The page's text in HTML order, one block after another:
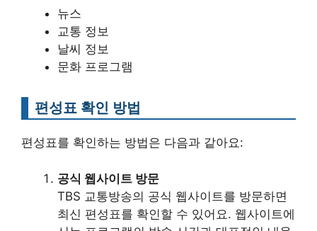
뉴스
교통 정보
날씨 정보
문화 프로그램
편성표 확인 방법
편성표를 확인하는 방법은 다음과 같아요:
공식 웹사이트 방문
TBS 교통방송의 공식 웹사이트를 방문하면
최신 편성표를 확인할 수 있어요. 웹사이트에